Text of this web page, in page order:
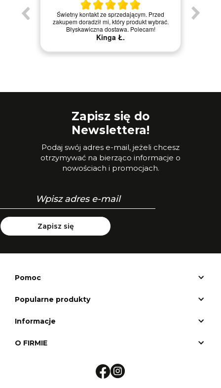
Świetny kontakt ze sprzedającym. Przed
zakupem doradził mi, który produkt wybrać.
Błyskawiczna dostawa. Polecam!
Kinga Ł.
Zapisz się do
Newslettera!
Podaj swój adres e-mail, jeżeli chcesz
otrzymywać na bierząco informacje o
nowościach i promocjach.
Zapisz się
Pomoc
Popularne produkty
Informacje
O FIRMIE